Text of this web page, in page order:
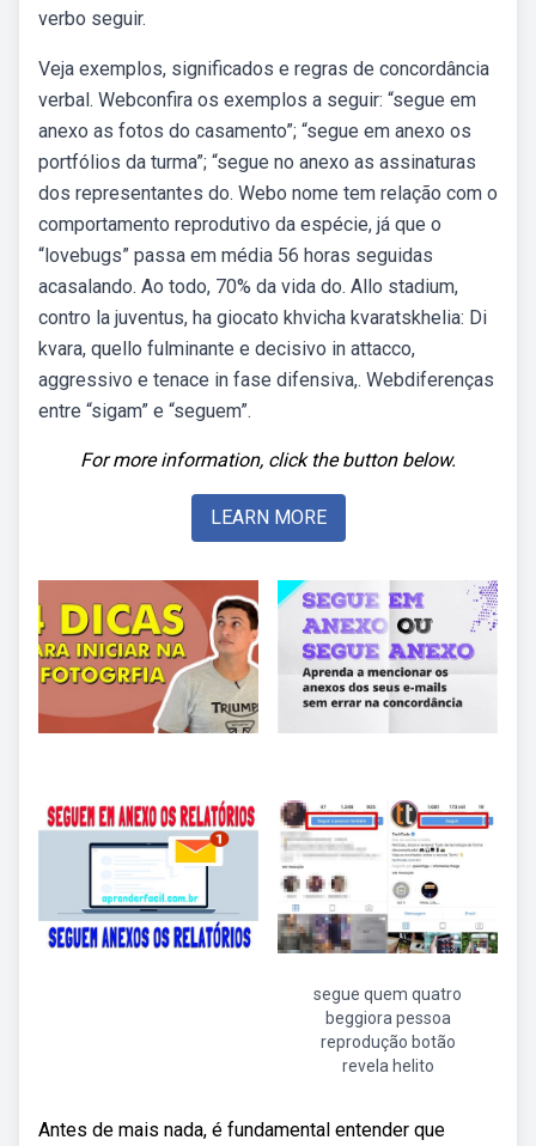
verbo seguir.
Veja exemplos, significados e regras de concordância
verbal. Webconfira os exemplos a seguir: “segue em
anexo as fotos do casamento”; “segue em anexo os
portfólios da turma”; “segue no anexo as assinaturas
dos representantes do. Webo nome tem relação com o
comportamento reprodutivo da espécie, já que o
“lovebugs” passa em média 56 horas seguidas
acasalando. Ao todo, 70% da vida do. Allo stadium,
contro la juventus, ha giocato khvicha kvaratskhelia: Di
kvara, quello fulminante e decisivo in attacco,
aggressivo e tenace in fase difensiva,. Webdiferenças
entre “sigam” e “seguem”.
For more information, click the button below.
LEARN MORE
segue quem quatro
beggiora pessoa
reprodução botão
revela helito
Antes de mais nada, é fundamental entender que